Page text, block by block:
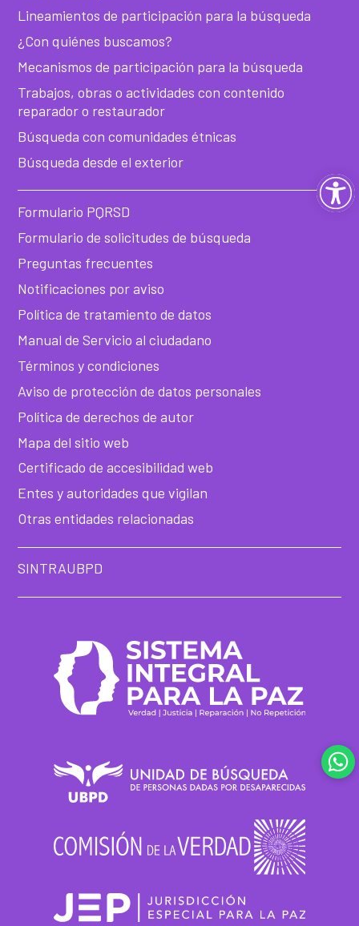
Lineamientos de participación para la búsqueda
¿Con quiénes buscamos?
Mecanismos de participación para la búsqueda
Trabajos, obras o actividades con contenido
reparador o restaurador
Búsqueda con comunidades étnicas
Búsqueda desde el exterior
Formulario PQRSD
Formulario de solicitudes de búsqueda
Preguntas frecuentes
Notificaciones por aviso
Política de tratamiento de datos
Manual de Servicio al ciudadano
Términos y condiciones
Aviso de protección de datos personales
Política de derechos de autor
Mapa del sitio web
Certificado de accesibilidad web
Entes y autoridades que vigilan
Otras entidades relacionadas
SINTRAUBPD